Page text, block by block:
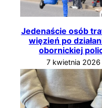
Jedenaście osób
więzień po
obornickiej
7 kwietnia 2026